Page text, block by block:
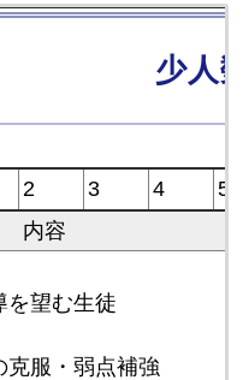
少人
2 3 4
5
内容
を望む生徒
克服・弱点補強